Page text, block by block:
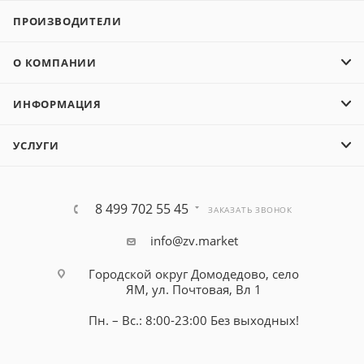
ПРОИЗВОДИТЕЛИ
О КОМПАНИИ
ИНФОРМАЦИЯ
УСЛУГИ
8 499 702 55 45 ЗАКАЗАТЬ ЗВОНОК
info@zv.market
Городской округ Домодедово, село
ЯМ, ул. Почтовая, Вл 1
Пн. – Вс.: 8:00-23:00 Без выходных!